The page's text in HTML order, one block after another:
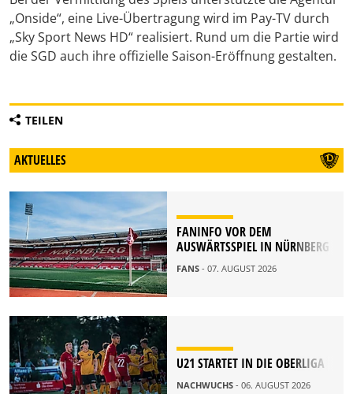
„Onside“, eine Live-Übertragung wird im Pay-TV durch
„Sky Sport News HD“ realisiert. Rund um die Partie wird
die SGD auch ihre offizielle Saison-Eröffnung gestalten.
TEILEN
AKTUELLES
FANINFO VOR DEM
AUSWÄRTSSPIEL IN NÜRNBERG
FANS - 07. AUGUST 2026
U21 STARTET IN DIE OBERLIGA
NACHWUCHS - 06. AUGUST 2026